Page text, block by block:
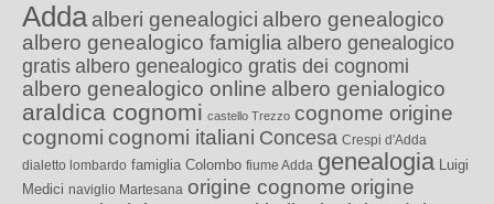
Adda alberi genealogici albero genealogico
albero genealogico famiglia albero genealogico
gratis albero genealogico gratis dei cognomi
albero genealogico online albero genialogico
araldica cognomi castello Trezzo cognome origine
cognomi cognomi italiani Concesa Crespi d'Adda
dialetto lombardo famiglia Colombo fiume Adda genealogia Luigi
Medici naviglio Martesana origine cognome origine